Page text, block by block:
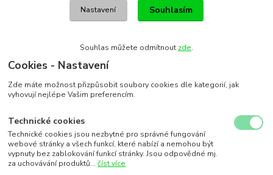
Nastavení Souhlasím
Souhlas můžete odmítnout zde.
Cookies - Nastavení
Zde máte možnost přizpůsobit soubory cookies dle kategorií, jak
vyhovují nejlépe Vašim preferencím.
Technické cookies
Technické cookies jsou nezbytné pro správné fungování
webové stránky a všech funkcí, které nabízí a nemohou být
vypnuty bez zablokování funkcí stránky. Jsou odpovědné mj.
za uchovávání produktů...číst více